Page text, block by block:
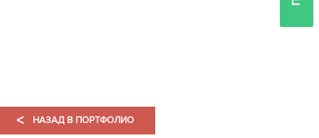
< НАЗАД В ПОРТФОЛИО